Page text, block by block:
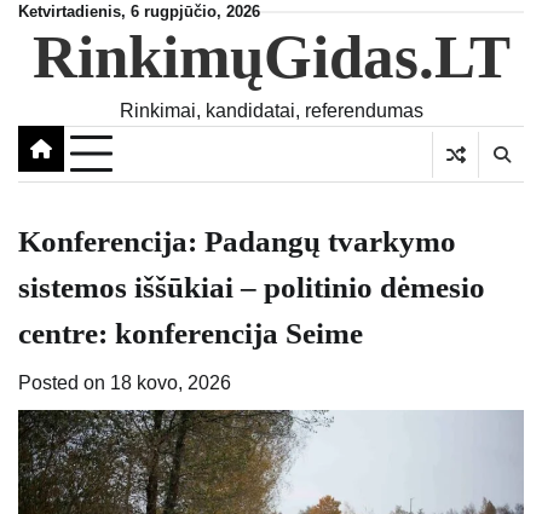
Skip
content
Ketvirtadienis, 6 rugpjūčio, 2026
RinkimųGidas.LT
Rinkimai, kandidatai, referendumas
Konferencija: Padangų tvarkymo
sistemos iššūkiai – politinio dėmesio
centre: konferencija Seime
Posted on 18 kovo, 2026